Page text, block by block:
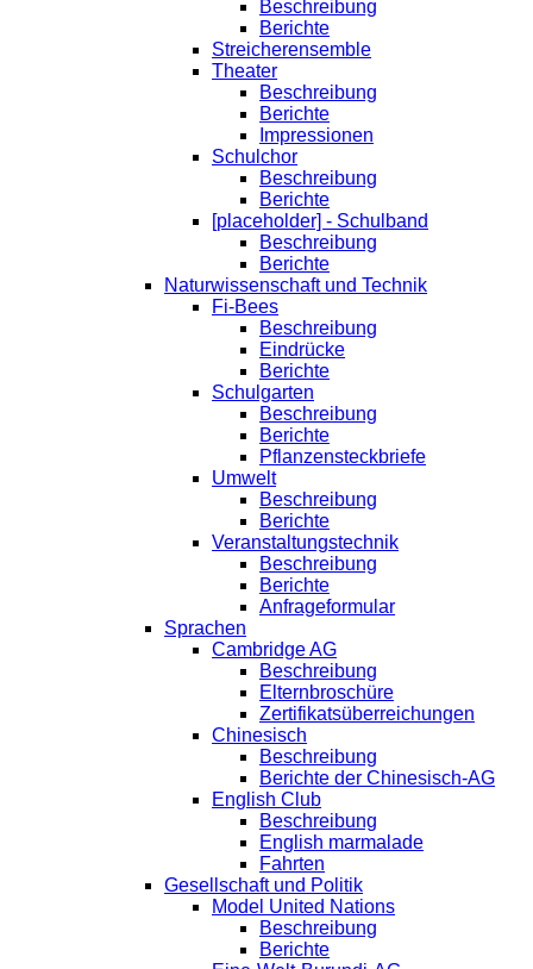
Beschreibung
Berichte
Streicherensemble
Theater
Beschreibung
Berichte
Impressionen
Schulchor
Beschreibung
Berichte
[placeholder] - Schulband
Beschreibung
Berichte
Naturwissenschaft und Technik
Fi-Bees
Beschreibung
Eindrücke
Berichte
Schulgarten
Beschreibung
Berichte
Pflanzensteckbriefe
Umwelt
Beschreibung
Berichte
Veranstaltungstechnik
Beschreibung
Berichte
Anfrageformular
Sprachen
Cambridge AG
Beschreibung
Elternbroschüre
Zertifikatsüberreichungen
Chinesisch
Beschreibung
Berichte der Chinesisch-AG
English Club
Beschreibung
English marmalade
Fahrten
Gesellschaft und Politik
Model United Nations
Beschreibung
Berichte